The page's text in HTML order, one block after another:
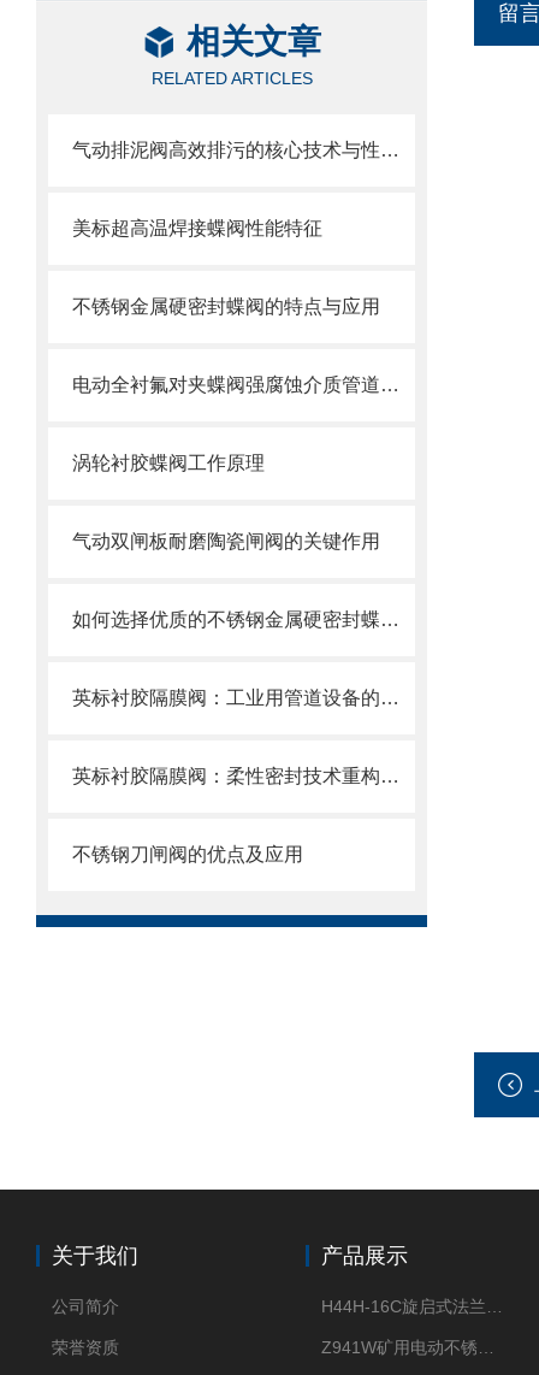
相关文章
RELATED ARTICLES
气动排泥阀高效排污的核心技术与性能解析
美标超高温焊接蝶阀性能特征
不锈钢金属硬密封蝶阀的特点与应用
电动全衬氟对夹蝶阀强腐蚀介质管道的可靠卫士
涡轮衬胶蝶阀工作原理
气动双闸板耐磨陶瓷闸阀的关键作用
如何选择优质的不锈钢金属硬密封蝶阀？
英标衬胶隔膜阀：工业用管道设备的优选之选
英标衬胶隔膜阀：柔性密封技术重构工业流体控制新范式
不锈钢刀闸阀的优点及应用
留
关于我们
公司简介
荣誉资质
产品展示